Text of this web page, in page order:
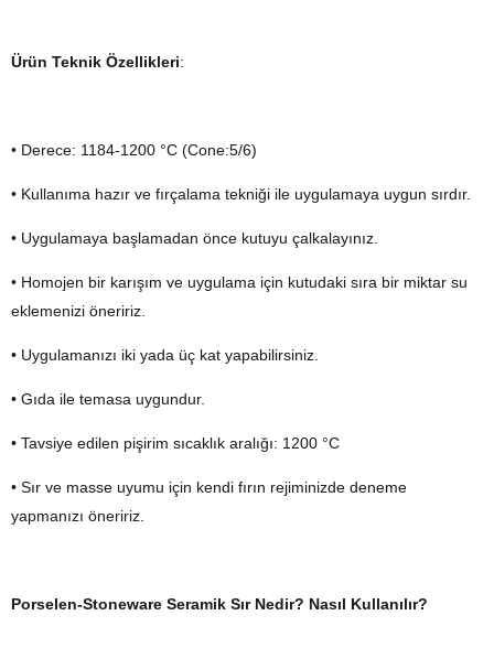
Ürün Teknik Özellikleri:
• Derece: 1184-1200 °C (Cone:5/6)
• Kullanıma hazır ve fırçalama tekniği ile uygulamaya uygun sırdır.
• Uygulamaya başlamadan önce kutuyu çalkalayınız.
• Homojen bir karışım ve uygulama için kutudaki sıra bir miktar su
eklemenizi öneririz.
• Uygulamanızı iki yada üç kat yapabilirsiniz.
• Gıda ile temasa uygundur.
• Tavsiye edilen pişirim sıcaklık aralığı: 1200 °C
• Sır ve masse uyumu için kendi fırın rejiminizde deneme
yapmanızı öneririz.
Porselen-Stoneware Seramik Sır Nedir? Nasıl Kullanılır?